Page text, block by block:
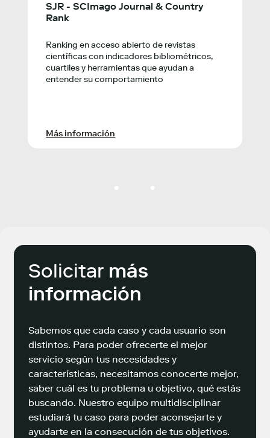
SJR - SCImago Journal & Country
Rank
Ranking en acceso abierto de revistas
científicas con indicadores bibliométricos,
cuartiles y herramientas que ayudan a
entender su comportamiento
Más información
Solicitar más
información
Sabemos que cada caso y cada usuario son
distintos. Para poder ofrecerte el mejor
servicio según tus necesidades y
características, necesitamos conocerte mejor,
saber cuál es tu problema u objetivo, qué estás
buscando. Nuestro equipo multidisciplinar
estudiará tu caso para poder aconsejarte y
ayudarte en la consecución de tus objetivos.